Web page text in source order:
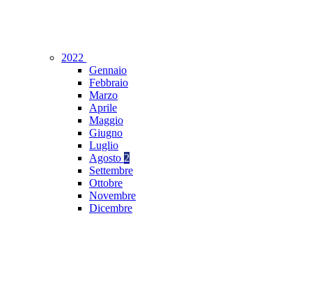
2022
Gennaio
Febbraio
Marzo
Aprile
Maggio
Giugno
Luglio
Agosto 2
Settembre
Ottobre
Novembre
Dicembre